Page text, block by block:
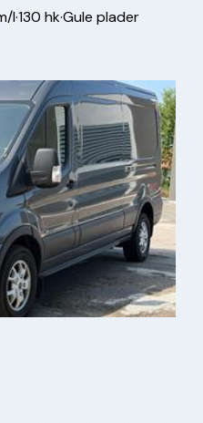
l·130 hk·Gule plader